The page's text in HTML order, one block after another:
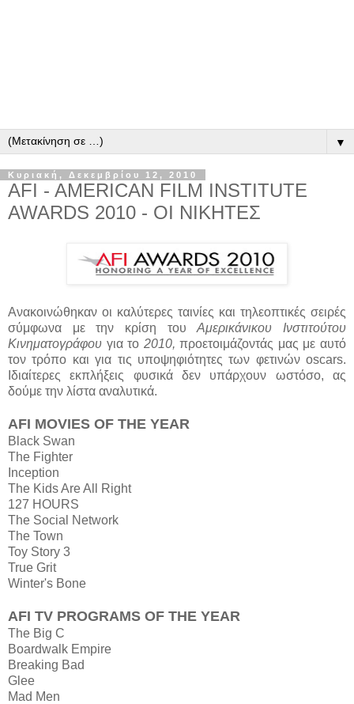
▼
Κυριακή, Δεκεμβρίου 12, 2010
AFI - AMERICAN FILM INSTITUTE
AWARDS 2010 - ΟΙ ΝΙΚΗΤΕΣ
Ανακοινώθηκαν οι καλύτερες ταινίες και τηλεοπτικές σειρές
σύμφωνα με την κρίση τουΑμερικάνικου Ινστιτούτου
Κινηματογράφου για το 2010,προετοιμάζοντάς μας με αυτό
τον τρόπο και για τις υποψηφιότητες των φετινών oscars.
Ιδιαίτερες εκπλήξεις φυσικά δεν υπάρχουν ωστόσο, ας
δούμε την λίστα αναλυτικά.
AFI MOVIES OF THE YEAR
Black Swan
The Fighter
Inception
The Kids Are All Right
127 HOURS
The Social Network
The Town
Toy Story 3
True Grit
Winter's Bone
AFI TV PROGRAMS OF THE YEAR
The Big C
Boardwalk Empire
Breaking Bad
Glee
Mad Men